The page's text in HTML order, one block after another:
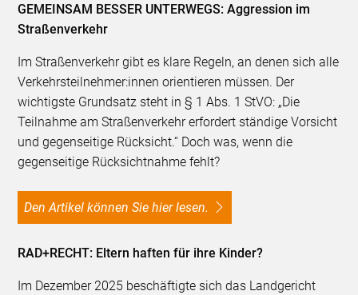
GEMEINSAM BESSER UNTERWEGS: Aggression im
Straßenverkehr
Im Straßenverkehr gibt es klare Regeln, an denen sich alle
Verkehrsteilnehmer:innen orientieren müssen. Der
wichtigste Grundsatz steht in § 1 Abs. 1 StVO: „Die
Teilnahme am Straßenverkehr erfordert ständige Vorsicht
und gegenseitige Rücksicht.“ Doch was, wenn die
gegenseitige Rücksichtnahme fehlt?
Den Artikel können Sie hier lesen.
RAD+RECHT: Eltern haften für ihre Kinder?
Im Dezember 2025 beschäftigte sich das Landgericht